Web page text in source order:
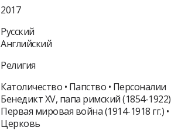
2017
Русский
Английский
Религия
Католичество • Папство • Персоналии
Бенедикт XV, папа римский (1854-1922)
Первая мировая война (1914-1918 гг.) •
Церковь